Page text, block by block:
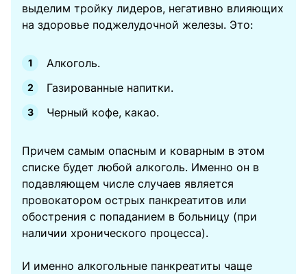
выделим тройку лидеров, негативно влияющих
на здоровье поджелудочной железы. Это:
Алкоголь.
Газированные напитки.
Черный кофе, какао.
Причем самым опасным и коварным в этом
списке будет любой алкоголь. Именно он в
подавляющем числе случаев является
провокатором острых панкреатитов или
обострения с попаданием в больницу (при
наличии хронического процесса).
И именно алкогольные панкреатиты чаще